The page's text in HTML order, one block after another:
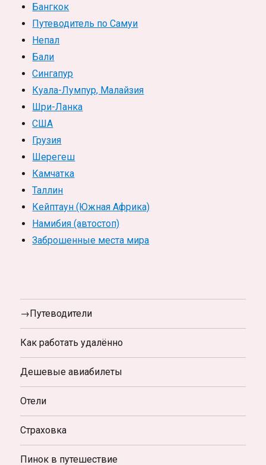
Бангкок
Путеводитель по Самуи
Непал
Бали
Сингапур
Куала-Лумпур, Малайзия
Шри-Ланка
США
Грузия
Шерегеш
Камчатка
Таллин
Кейптаун (Южная Африка)
Намибия (автостоп)
Заброшенные места мира
→Путеводители
Как работать удалённо
Дешевые авиабилеты
Отели
Страховка
Пинок в путешествие